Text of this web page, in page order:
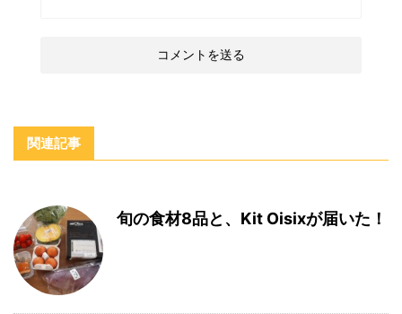
関連記事
旬の食材8品と、Kit Oisixが届いた！